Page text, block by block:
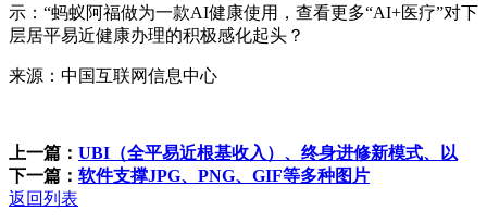
示：“蚂蚁阿福做为一款AI健康使用，查看更多“AI+医疗”对下
层居平易近健康办理的积极感化起头？
来源：中国互联网信息中心
上一篇： UBI（全平易近根基收入）、终身进修新模式、以
下一篇： 软件支撑JPG、PNG、GIF等多种图片
返回列表